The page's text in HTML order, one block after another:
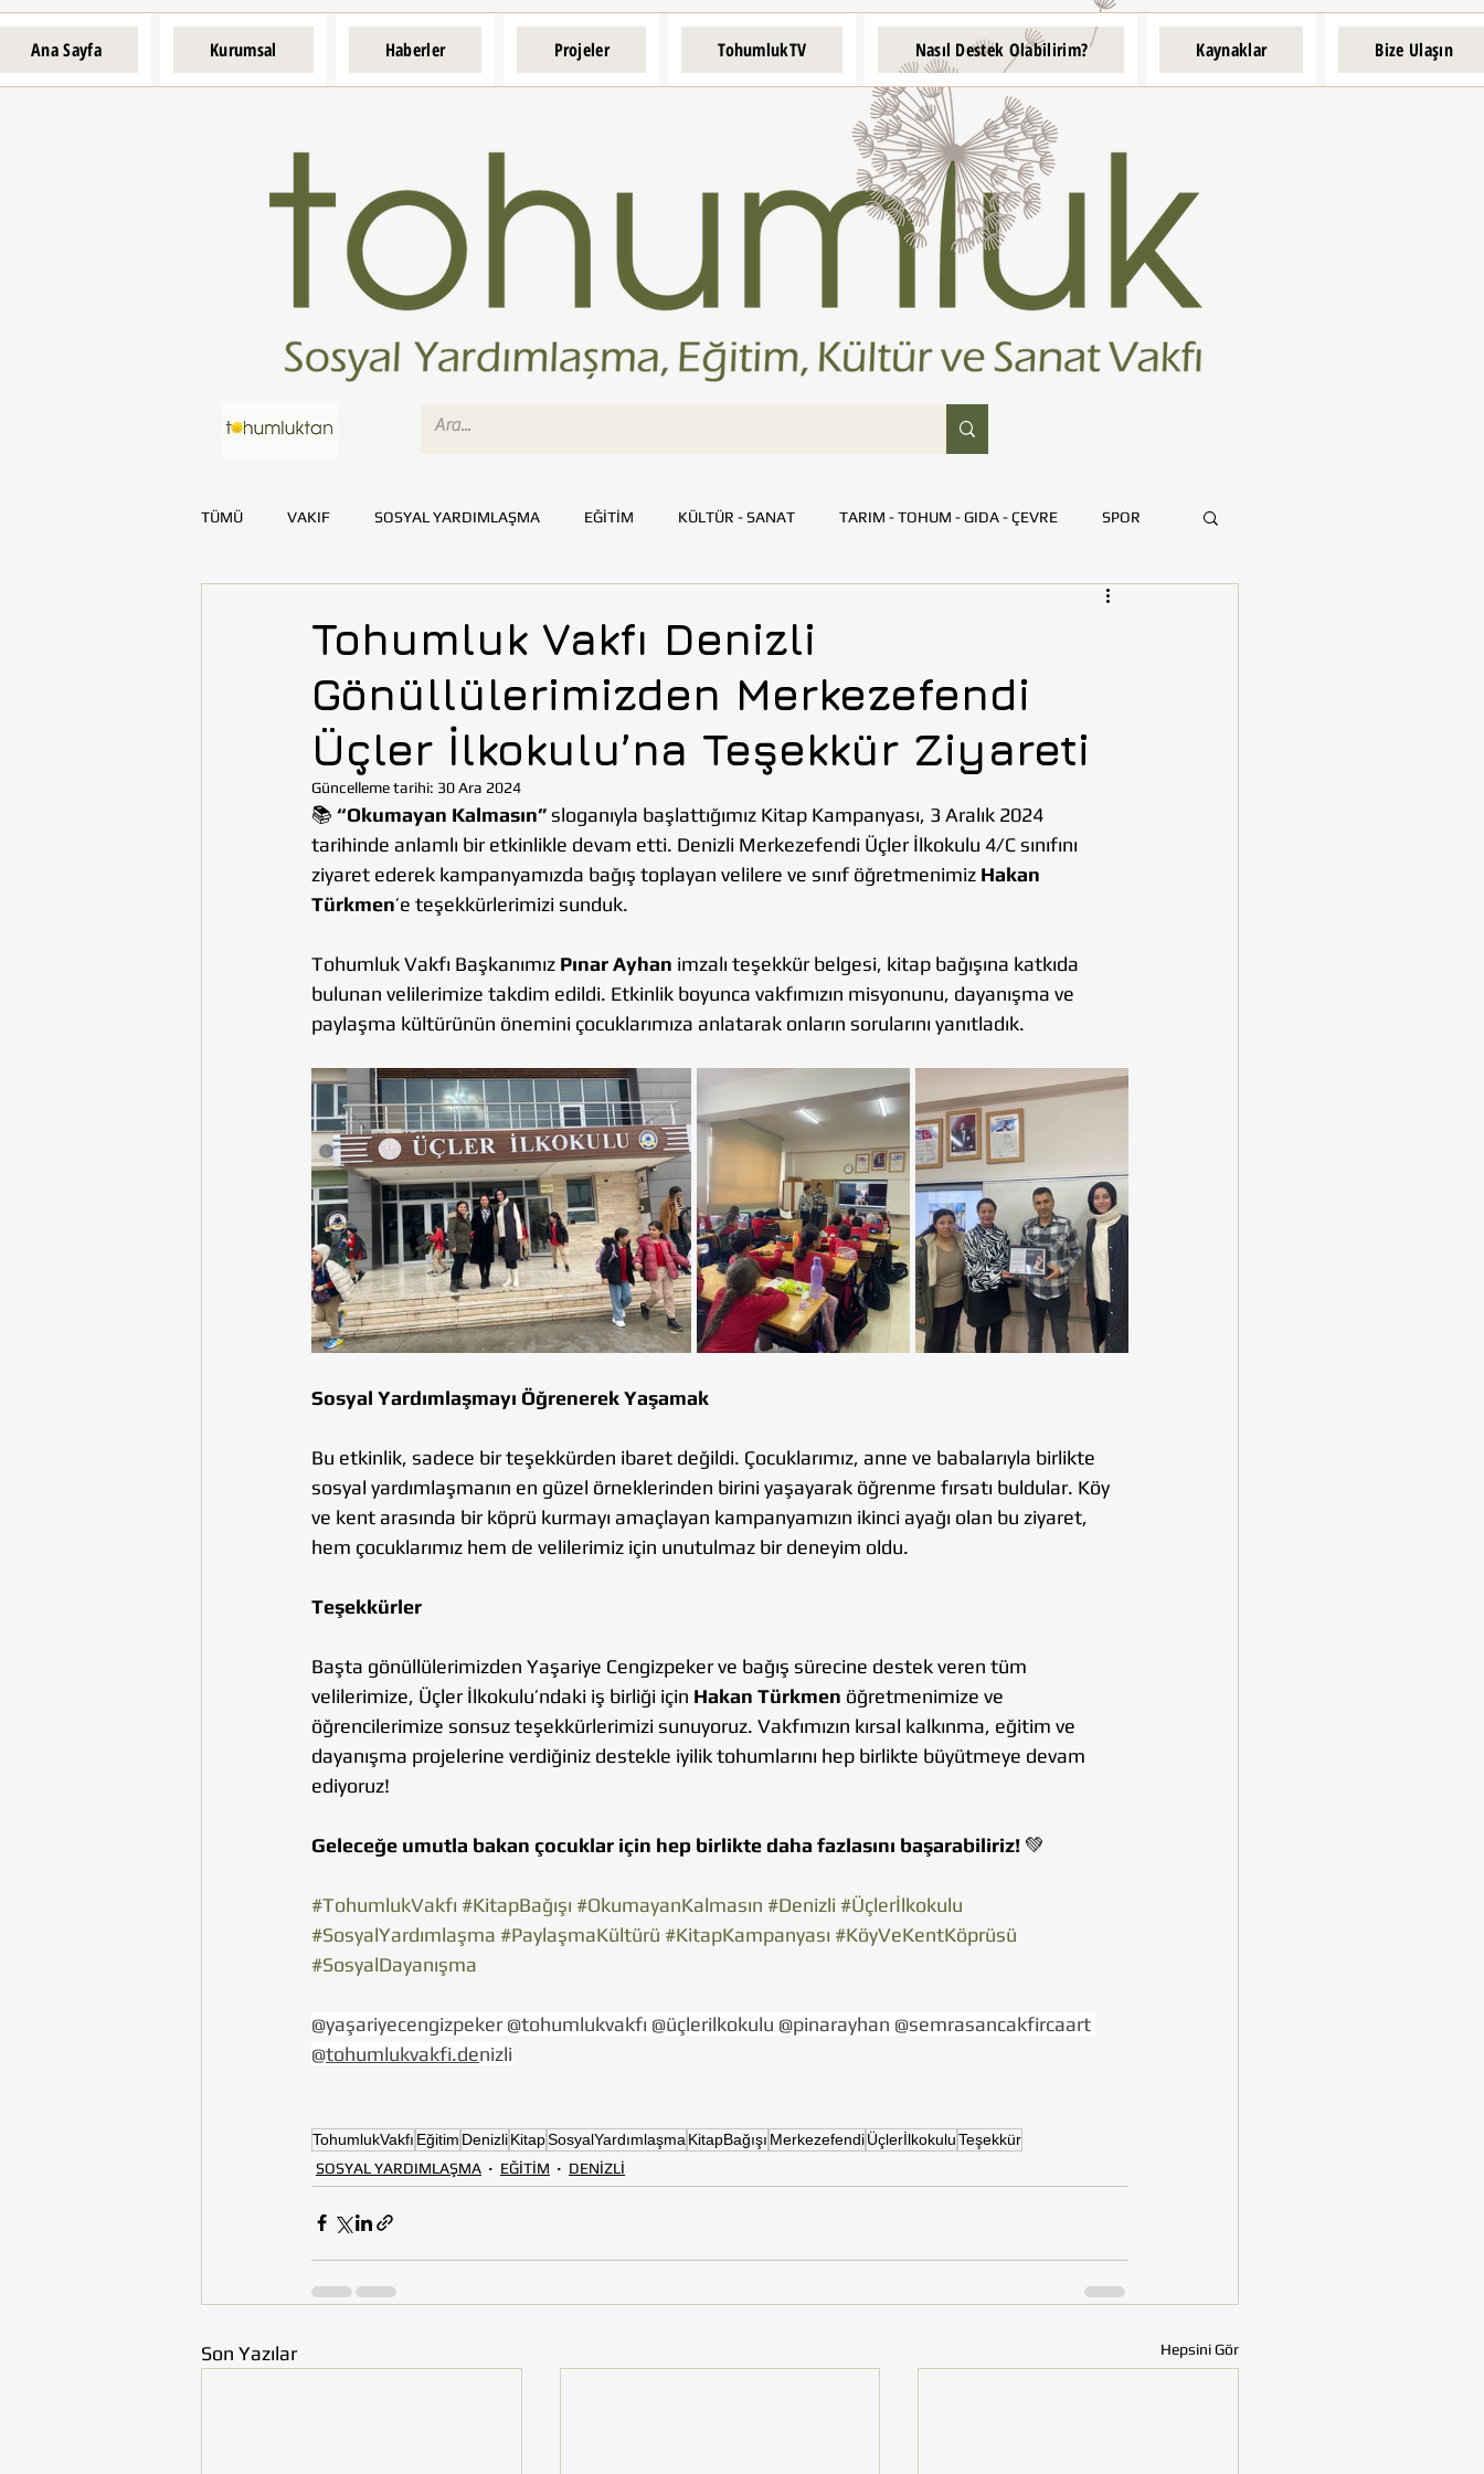
Ana Sayfa Kurumsal Haberler Projeler TohumlukTV Nasıl Destek Olabilirim? Kaynaklar Bize Ulaşın
TÜMÜ VAKIF SOSYAL YARDIMLAŞMA EĞİTİM KÜLTÜR - SANAT TARIM - TOHUM - GIDA - ÇEVRE SPOR
DİYARBAKIR ESKİŞEHİR HATAY İSTANBUL İZMİR KAYSERİ MERSİN
TOHUMLUKTAN TOHUMLUK YAZARLARI
Tohumluk Vakfı Denizli
Gönüllülerimizden Merkezefendi
Üçler İlkokulu’na Teşekkür Ziyareti
Güncelleme tarihi: 30 Ara 2024
📚 “Okumayan Kalmasın” sloganıyla başlattığımız Kitap Kampanyası, 3 Aralık 2024
tarihinde anlamlı bir etkinlikle devam etti. Denizli Merkezefendi Üçler İlkokulu 4/C sınıfını
ziyaret ederek kampanyamızda bağış toplayan velilere ve sınıf öğretmenimiz Hakan
Türkmen’e teşekkürlerimizi sunduk.
Tohumluk Vakfı Başkanımız Pınar Ayhan imzalı teşekkür belgesi, kitap bağışına katkıda
bulunan velilerimize takdim edildi. Etkinlik boyunca vakfımızın misyonunu, dayanışma ve
paylaşma kültürünün önemini çocuklarımıza anlatarak onların sorularını yanıtladık.
Sosyal Yardımlaşmayı Öğrenerek Yaşamak
Bu etkinlik, sadece bir teşekkürden ibaret değildi. Çocuklarımız, anne ve babalarıyla birlikte
sosyal yardımlaşmanın en güzel örneklerinden birini yaşayarak öğrenme fırsatı buldular. Köy
ve kent arasında bir köprü kurmayı amaçlayan kampanyamızın ikinci ayağı olan bu ziyaret,
hem çocuklarımız hem de velilerimiz için unutulmaz bir deneyim oldu.
Teşekkürler
Başta gönüllülerimizden Yaşariye Cengizpeker ve bağış sürecine destek veren tüm
velilerimize, Üçler İlkokulu’ndaki iş birliği için Hakan Türkmen öğretmenimize ve
öğrencilerimize sonsuz teşekkürlerimizi sunuyoruz. Vakfımızın kırsal kalkınma, eğitim ve
dayanışma projelerine verdiğiniz destekle iyilik tohumlarını hep birlikte büyütmeye devam
ediyoruz!
Geleceğe umutla bakan çocuklar için hep birlikte daha fazlasını başarabiliriz! 💚
#TohumlukVakfı #KitapBağışı #OkumayanKalmasın #Denizli #Üçlerİlkokulu
#SosyalYardımlaşma #PaylaşmaKültürü #KitapKampanyası #KöyVeKentKöprüsü
#SosyalDayanışma
@yaşariyecengizpeker @tohumlukvakfı @üçlerilkokulu @pinarayhan @semrasancakfircaart
@tohumlukvakfi.denizli
TohumlukVakfı Eğitim DenizliKitapSosyalYardımlaşma KitapBağışı MerkezefendiÜçlerİlkokuluTeşekkür
SOSYAL YARDIMLAŞMA
EĞİTİM DENİZLİ
Son Yazılar Hepsini Gör